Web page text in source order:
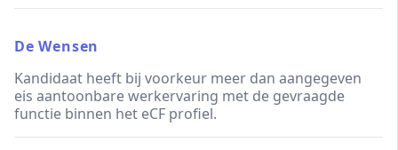
De Wensen
Kandidaat heeft bij voorkeur meer dan aangegeven
eis aantoonbare werkervaring met de gevraagde
functie binnen het eCF profiel.